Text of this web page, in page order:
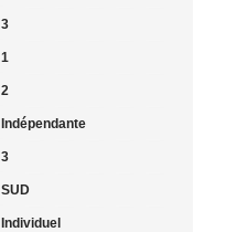
3
1
2
Indépendante
3
SUD
Individuel